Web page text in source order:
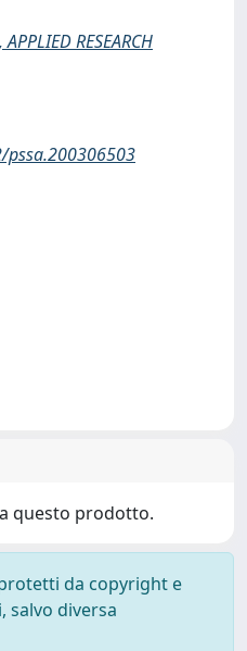
RESEARCH
questo prodotto.
da copyright e
diversa